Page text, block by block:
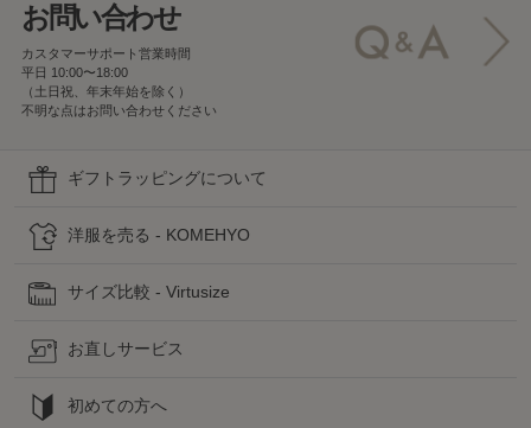
お問い合わせ
カスタマーサポート営業時間
平日 10:00〜18:00
（土日祝、年末年始を除く）
不明な点はお問い合わせください
ギフトラッピングについて
洋服を売る - KOMEHYO
サイズ比較 - Virtusize
お直しサービス
初めての方へ